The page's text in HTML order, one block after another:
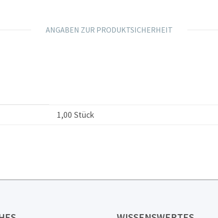
ANGABEN ZUR PRODUKTSICHERHEIT
1,00 Stück